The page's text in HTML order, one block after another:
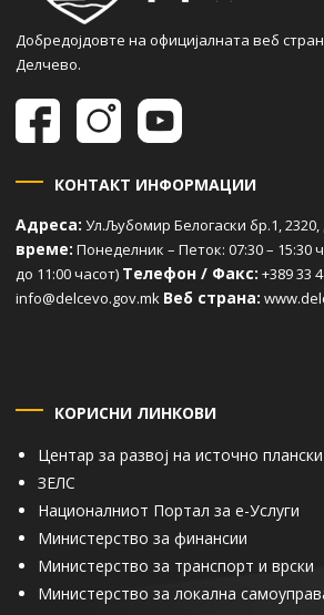
Добредојдовте на официјалната веб
Делчево.
КОНТАКТ ИНФОРМАЦИИ
Адреса: Ул.Љубомир Белогаски бр.1,
време: Понеделник – Петок: 07:30 – 15:30
до 11:00 часот) Телефон / Факс: +389 33
info@delcevo.gov.mk Веб страна:
КОРИСНИ ЛИНКОВИ
Центар за развој на источно
ЗЕЛС
Националниот Портал за е-Услуги
Министерство за финансии
Министерство за транспорт и врски
Министерство за локална